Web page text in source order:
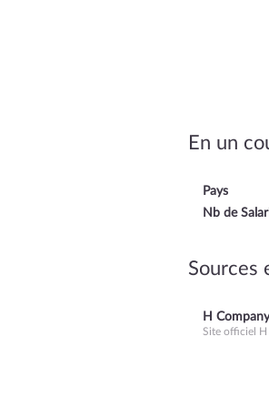
En un
Pays
Nb de
Sources
H
Site officiel H